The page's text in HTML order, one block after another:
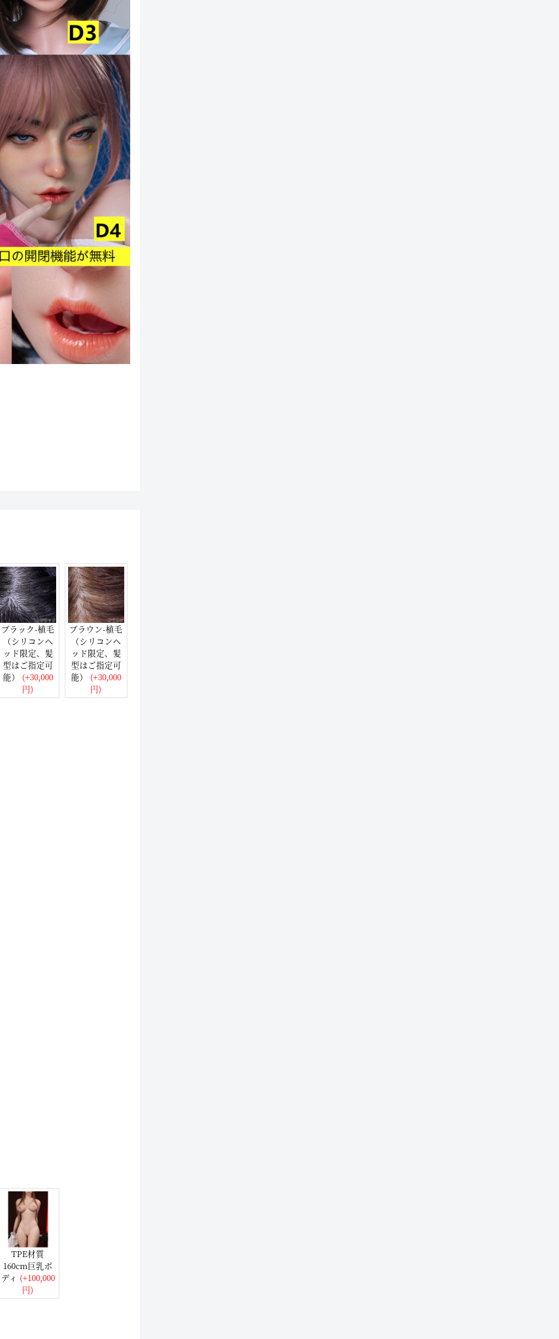
ブラック-植毛
（シリコンヘ
ッド限定、髪
型はご指定可
能）
(+30,000
円)
ブラウン-植毛
（シリコンヘ
ッド限定、髪
型はご指定可
能）
(+30,000
円)
TPE材質
160cm巨乳ボ
ディ (+100,000
円)